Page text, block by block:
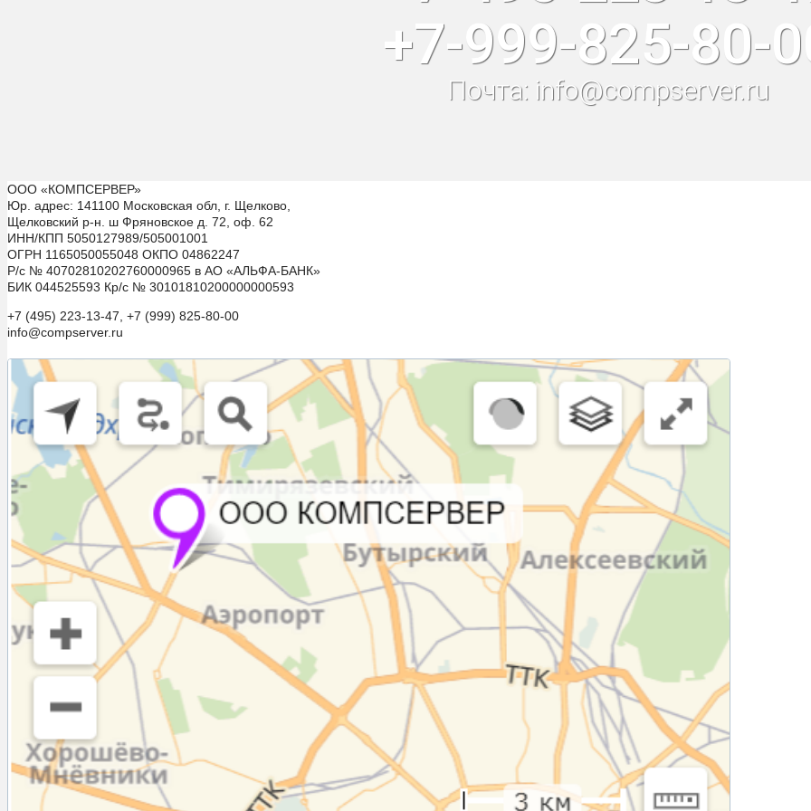
+7-999-825-80-
Почта: info@compserver.ru
ООО «КОМПСЕРВЕР»
Юр. адрес: 141100 Московская обл, г. Щелково,
Щелковский р-н. ш Фряновское д. 72, оф. 62
ИНН/КПП 5050127989/505001001
ОГРН 1165050055048 ОКПО 04862247
Р/с № 40702810202760000965 в АО «АЛЬФА-БАНК»
БИК 044525593 Кр/с № 30101810200000000593
+7 (495) 223-13-47, +7 (999) 825-80-00
info@compserver.ru